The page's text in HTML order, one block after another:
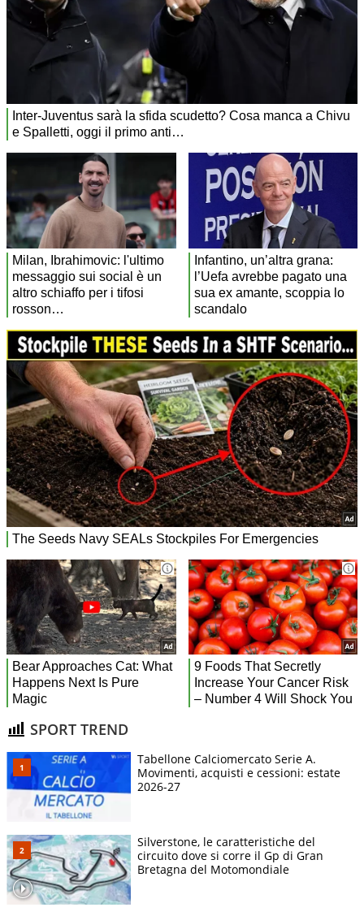
SPORT TREND
Tabellone Calciomercato Serie A.
Movimenti, acquisti e cessioni: estate
2026-27
Silverstone, le caratteristiche del
circuito dove si corre il Gp di Gran
Bretagna del Motomondiale